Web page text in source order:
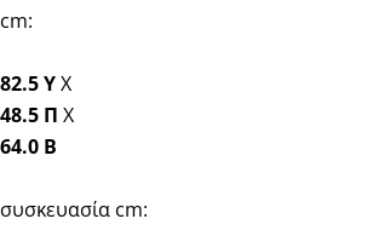
cm:
82.5 YΧ
48.5 Π Χ
64.0 Β
συσκευασία cm: